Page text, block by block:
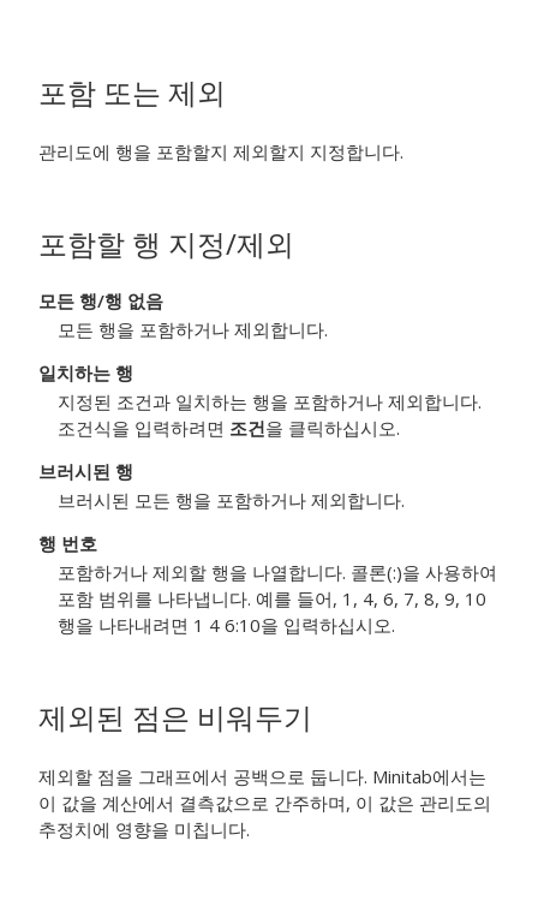
포함 또는 제외
관리도에 행을 포함할지 제외할지 지정합니다.
포함할 행 지정/제외
모든 행/행 없음
모든 행을 포함하거나 제외합니다.
일치하는 행
지정된 조건과 일치하는 행을 포함하거나 제외합니다.
조건식을 입력하려면 조건을 클릭하십시오.
브러시된 행
브러시된 모든 행을 포함하거나 제외합니다.
행 번호
포함하거나 제외할 행을 나열합니다. 콜론(:)을 사용하여
포함 범위를 나타냅니다. 예를 들어, 1, 4, 6, 7, 8, 9, 10
행을 나타내려면 1 4 6:10을 입력하십시오.
제외된 점은 비워두기
제외할 점을 그래프에서 공백으로 둡니다. Minitab에서는
이 값을 계산에서 결측값으로 간주하며, 이 값은 관리도의
추정치에 영향을 미칩니다.